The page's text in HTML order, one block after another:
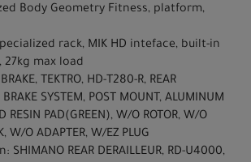
Body Geometry Fitness, platform,
rack, MIK HD inteface, built-in
max load
TEKTRO, HD-T280-R, REAR
SYSTEM, POST MOUNT, ALUMINUM
RESIN PAD(GREEN), W/O ROTOR, W/O
W/O ADAPTER, W/EZ PLUG
REAR DERAILLEUR, RD-U4000,